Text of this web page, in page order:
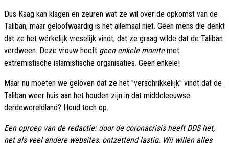
Dus Kaag kan klagen en zeuren wat ze wil over de opkomst van de
Taliban, maar geloofwaardig is het allemaal niet. Geen mens die denkt
dat ze het wérkelijk vreselijk vindt; dat ze graag wilde dat de Taliban
verdween. Deze vrouw heeft geen enkele moeitemet
extremistische islamistische organisaties. Geen enkele!
Maar nu moeten we geloven dat ze het "verschrikkelijk" vindt dat de
Taliban weer huis aan het houden zijn in dat middeleeuwse
derdewereldland? Houd toch op.
Een oproep van de redactie: door de coronacrisis heeft DDS het,
net als veel andere websites, ontzettend lastig. Wij willen alles